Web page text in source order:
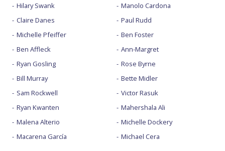
Hilary Swank
Claire Danes
Michelle Pfeiffer
Ben Affleck
Ryan Gosling
Bill Murray
Sam Rockwell
Ryan Kwanten
Malena Alterio
Macarena García
Manolo Cardona
Paul Rudd
Ben Foster
Ann-Margret
Rose Byrne
Bette Midler
Victor Rasuk
Mahershala Ali
Michelle Dockery
Michael Cera